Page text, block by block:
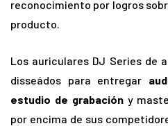
reconocimiento por logros
producto.
Los auriculares DJ Series de
disseádos para entregar
estudio de grabacióny
por encima de sus